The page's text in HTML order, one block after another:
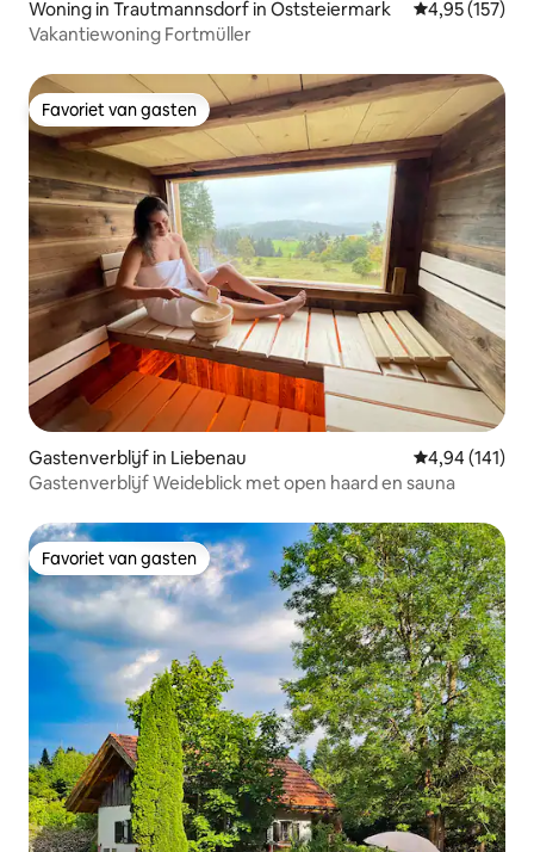
Woning in Trautmannsdorf in Oststeiermark Gemiddelde
4,95 (157)
Vakantiewoning Fortmüller
Favoriet van gasten
Favoriet van gasten
Gastenverblijf in Liebenau Gemiddelde
4,94 (141)
Gastenverblijf Weideblick met open haard en sauna
Favoriet van gasten
Favoriet van gasten